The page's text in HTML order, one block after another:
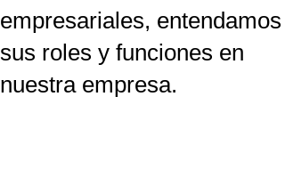
empresariales, entendamos
sus roles y funciones en
nuestra empresa.